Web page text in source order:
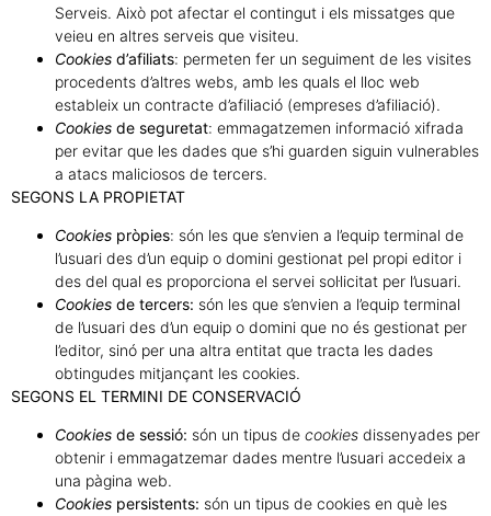
Serveis. Això pot afectar el contingut i els missatges que
veieu en altres serveis que visiteu.
Cookies d’afiliats: permeten fer un seguiment de les visites
procedents d’altres webs, amb les quals el lloc web
estableix un contracte d’afiliació (empreses d’afiliació).
Cookies de seguretat: emmagatzemen informació xifrada
per evitar que les dades que s’hi guarden siguin vulnerables
a atacs maliciosos de tercers.
SEGONS LA PROPIETAT
Cookies pròpies: són les que s’envien a l’equip terminal de
l’usuari des d’un equip o domini gestionat pel propi editor i
des del qual es proporciona el servei sol·licitat per l’usuari.
Cookies de tercers: són les que s’envien a l’equip terminal
de l’usuari des d’un equip o domini que no és gestionat per
l’editor, sinó per una altra entitat que tracta les dades
obtingudes mitjançant les cookies.
SEGONS EL TERMINI DE CONSERVACIÓ
Cookies de sessió: són un tipus de cookies dissenyades per
obtenir i emmagatzemar dades mentre l’usuari accedeix a
una pàgina web.
Cookies persistents: són un tipus de cookies en què les